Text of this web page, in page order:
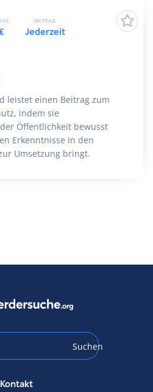
leistet einen Beitrag zum
indem sie
Öffentlichkeit bewusst
Erkenntnisse in den
Umsetzung bringt.
ANTRAG
Jederzeit
Suchen
Kontakt